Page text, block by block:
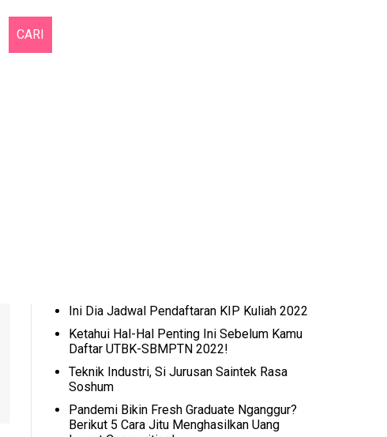
CARI
Ini Dia Jadwal Pendaftaran KIP Kuliah 2022
Ketahui Hal-Hal Penting Ini Sebelum Kamu
Daftar UTBK-SBMPTN 2022!
Teknik Industri, Si Jurusan Saintek Rasa
Soshum
Pandemi Bikin Fresh Graduate Nganggur?
Berikut 5 Cara Jitu Menghasilkan Uang